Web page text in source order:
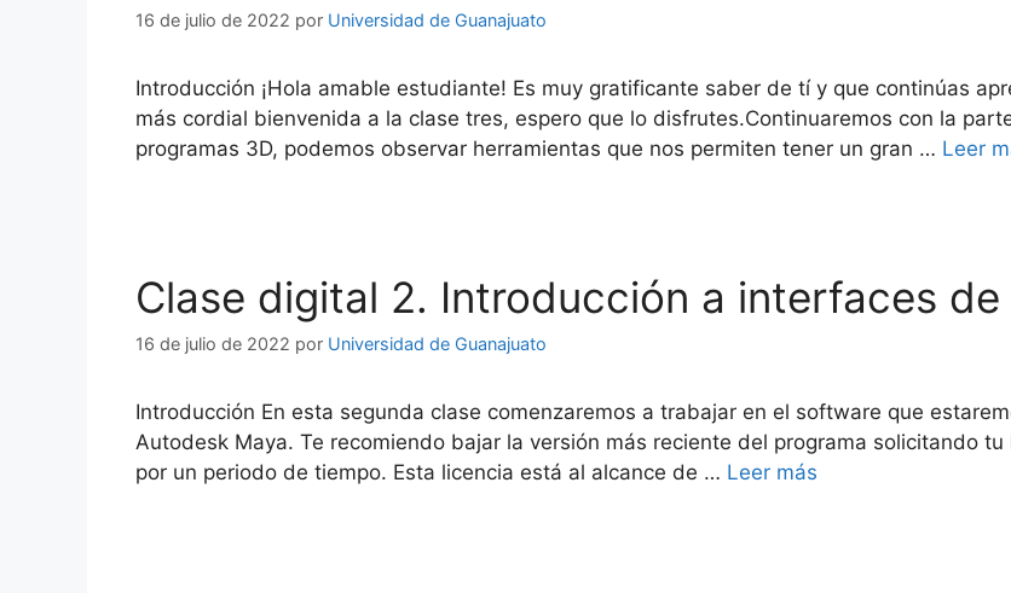
16 de julio de 2022 por Universidad de Guanajuato
Introducción ¡Hola amable estudiante! Es muy gratificante saber de tí y que continúas
más cordial bienvenida a la clase tres, espero que lo disfrutes.Continuaremos con la
programas 3D, podemos observar herramientas que nos permiten tener un gran … Leer
Clase digital 2. Introducción a interfaces
16 de julio de 2022 por Universidad de Guanajuato
Introducción En esta segunda clase comenzaremos a trabajar en el software que
Autodesk Maya. Te recomiendo bajar la versión más reciente del programa solicitando
por un periodo de tiempo. Esta licencia está al alcance de … Leer más